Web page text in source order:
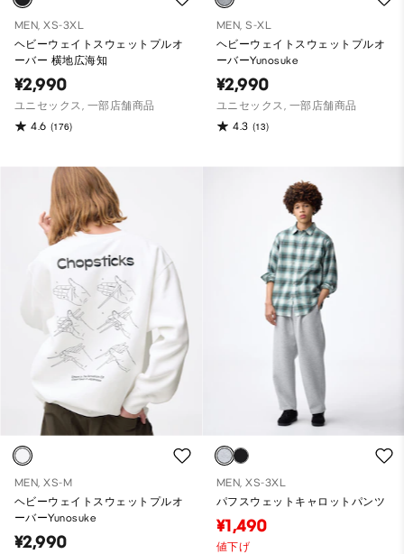
MEN, XS-3XL
ヘビーウェイトスウェットプルオ
ーバー 横地広海知
¥2,990
ユニセックス, 一部店舗商品
4.6 (176)
MEN, S-XL
ヘビーウェイトスウェットプルオ
ーバーYunosuke
¥2,990
ユニセックス, 一部店舗商品
4.3 (13)
MEN, XS-M
ヘビーウェイトスウェットプルオ
ーバーYunosuke
¥2,990
MEN, XS-3XL
パフスウェットキャロットパンツ
¥1,490
値下げ